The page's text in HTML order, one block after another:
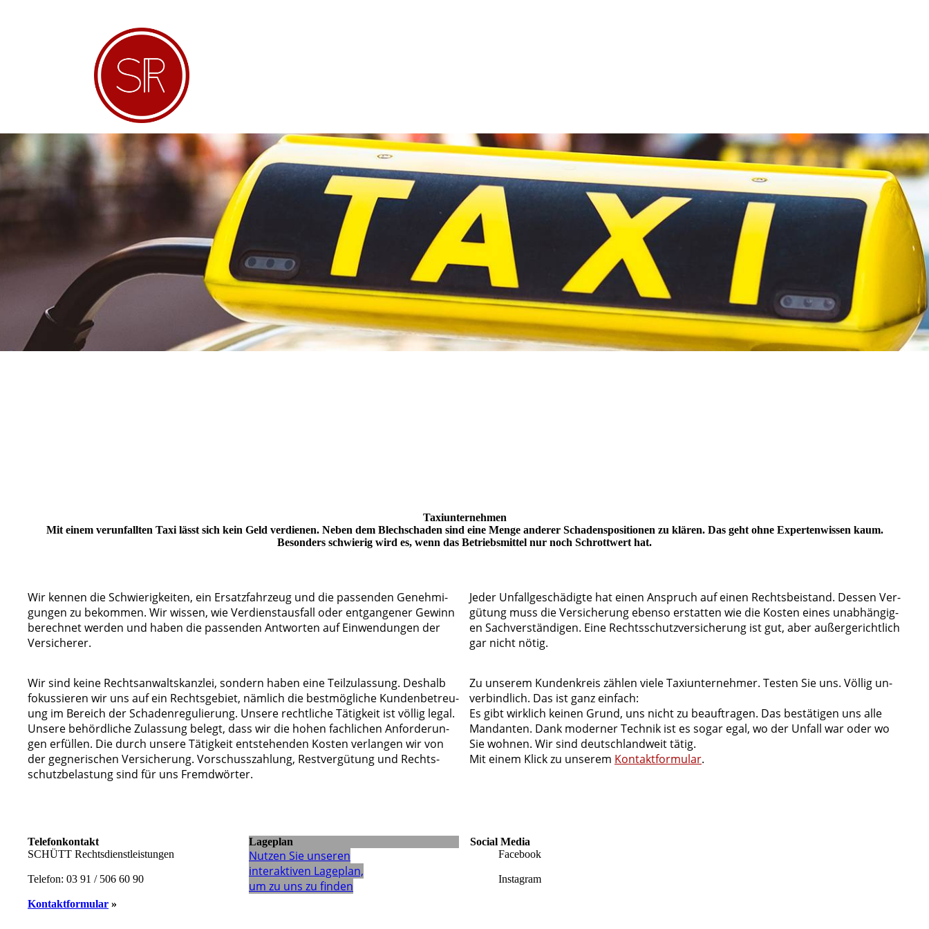
Taxiunternehmen
Mit einem verunfallten Taxi lässt sich kein Geld verdienen. Neben dem Blechschaden sind eine Menge anderer Schadenspositionen zu klären. Das geht ohne Expertenwissen kaum.
Besonders schwierig wird es, wenn das Betriebsmittel nur noch Schrottwert hat.
Wir ken­nen die Schwie­rig­kei­ten, ein Ersatz­fahr­zeug und die pas­sen­den Ge­neh­mi­­
gun­­gen zu be­kommen. Wir wis­sen, wie Ver­dienst­aus­fall oder ent­gan­ge­ner Ge­­winn
be­rech­net wer­den und ha­ben die pas­sen­den Ant­wor­ten auf Ein­wen­­dun­gen der
Ver­­si­che­rer.
Je­der Un­­fall­­ge­­schä­­dig­­te hat ei­nen An­spruch auf ei­nen Rechts­­bei­stand. Des­sen Ver­
gü­tung muss die Ver­si­che­rung e­ben­so er­­stat­­ten wie die Kos­ten ei­nes un­­ab­­hän­g­i­g­
en Sach­­ver­­stän­­­di­­gen. Ei­ne Rechts­schutz­­ver­­si­­che­­rung ist gut, aber au­­ßer­­ge­­richt­­lich
gar nicht nötig.
Wir sind kei­ne Rechts­­­an­­walts­­kanz­­lei, son­dern ha­ben ei­ne Teil­zu­las­sung. Des­halb
fo­­­kus­­sie­­ren wir uns auf ein Rechts­ge­biet, näm­lich die best­­mög­­li­­che Kun­­den­­be­­treu­­
ung im Be­reich der Scha­­­den­­re­­gu­­lie­rung. Un­sere recht­li­che Tä­tig­keit ist völ­­lig le­­gal.
Un­se­re be­­hörd­­li­­che Zu­­las­­sung be­legt, dass wir die ho­hen fach­­li­­chen An­­for­­de­­run­­
gen er­fül­len. Die durch un­ser­e Tä­­­ti­g­­keit ent­­ste­h­en­­den Kos­ten ver­lan­gen wir von
der geg­ne­­ri­­schen Ver­si­che­rung. Vor­­schuss­­zah­­­lung, Rest­ver­gü­tung und Rechts­
schutz­be­las­tung sind für uns Fremdwörter.
Zu unserem Kundenkreis zählen viele Taxiunternehmer. Testen Sie uns. Völlig un­
ver­bind­lich. Das ist ganz einfach:
Es gibt wirklich keinen Grund, uns nicht zu be­auf­tra­gen. Das be­stä­ti­gen uns alle
Man­dan­ten. Dank moderner Tech­nik ist es sogar egal, wo der Unfall war oder wo
Sie wohnen. Wir sind deut­schland­weit tätig.
Mit einem Klick zu unserem Kontaktformular.
Telefonkontakt
SCHÜTT Rechtsdienstleistungen
Telefon: 03 91 / 506 60 90
Kontaktformular »
Lageplan
Nutzen Sie unseren
interaktiven La­ge­plan,
um zu uns zu finden
Social Media
Facebook
Instagram